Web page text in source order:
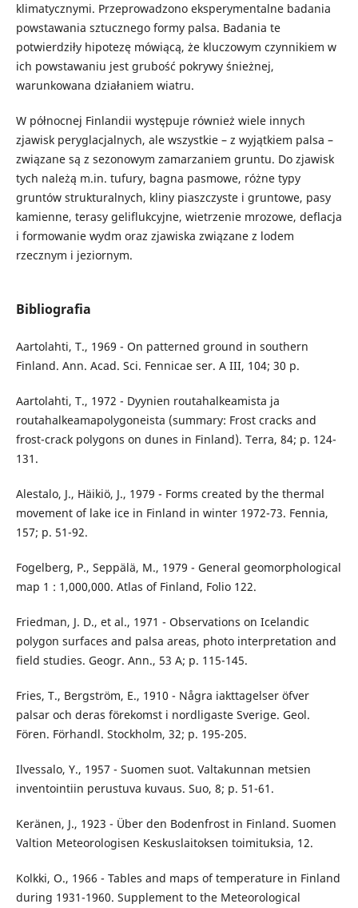
klimatycznymi. Przeprowadzono eksperymentalne badania
powstawania sztucznego formy palsa. Badania te
potwierdziły hipotezę mówiącą, że kluczowym czynnikiem w
ich powstawaniu jest grubość pokrywy śnieżnej,
warunkowana działaniem wiatru.
W północnej Finlandii występuje również wiele innych
zjawisk peryglacjalnych, ale wszystkie – z wyjątkiem palsa –
związane są z sezonowym zamarzaniem gruntu. Do zjawisk
tych należą m.in. tufury, bagna pasmowe, różne typy
gruntów strukturalnych, kliny piaszczyste i gruntowe, pasy
kamienne, terasy geliflukcyjne, wietrzenie mrozowe, deflacja
i formowanie wydm oraz zjawiska związane z lodem
rzecznym i jeziornym.
Bibliografia
Aartolahti, T., 1969 - On patterned ground in southern
Finland. Ann. Acad. Sci. Fennicae ser. A III, 104; 30 p.
Aartolahti, T., 1972 - Dyynien routahalkeamista ja
routahalkeamapolygoneista (summary: Frost cracks and
frost-crack polygons on dunes in Finland). Terra, 84; p. 124-
131.
Alestalo, J., Häikiö, J., 1979 - Forms created by the thermal
movement of lake ice in Finland in winter 1972-73. Fennia,
157; p. 51-92.
Fogelberg, P., Seppälä, M., 1979 - General geomorphological
map 1 : 1,000,000. Atlas of Finland, Folio 122.
Friedman, J. D., et al., 1971 - Observations on Icelandic
polygon surfaces and palsa areas, photo interpretation and
field studies. Geogr. Ann., 53 A; p. 115-145.
Fries, T., Bergström, E., 1910 - Några iakttagelser öfver
palsar och deras förekomst i nordligaste Sverige. Geol.
Fören. Förhandl. Stockholm, 32; p. 195-205.
Ilvessalo, Y., 1957 - Suomen suot. Valtakunnan metsien
inventointiin perustuva kuvaus. Suo, 8; p. 51-61.
Keränen, J., 1923 - Über den Bodenfrost in Finland. Suomen
Valtion Meteorologisen Keskuslaitoksen toimituksia, 12.
Kolkki, O., 1966 - Tables and maps of temperature in Finland
during 1931-1960. Supplement to the Meteorological